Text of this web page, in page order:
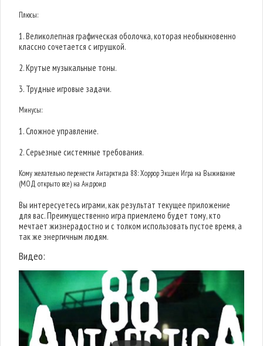
Плюсы:
1. Великолепная графическая оболочка, которая необыкновенно
классно сочетается с игрушкой.
2. Крутые музыкальные тоны.
3. Трудные игровые задачи.
Минусы:
1. Сложное управление.
2. Серьезные системные требования.
Кому желательно перенести Антарктида 88: Хоррор Экшен Игра на Выживание
(МОД открыто все) на Андроид
Вы интересуетесь играми, как результат текущее приложение
для вас. Преимущественно игра приемлемо будет тому, кто
мечтает жизнерадостно и с толком использовать пустое время, а
так же энергичным людям.
Видео: